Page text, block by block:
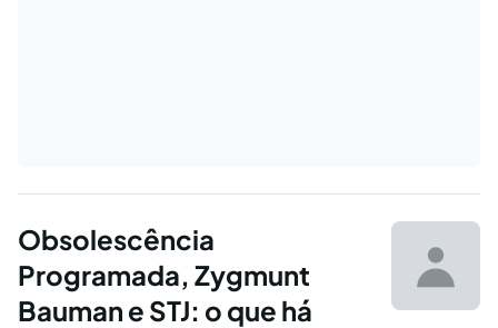
Obsolescência
Programada, Zygmunt
Bauman e STJ: o que há